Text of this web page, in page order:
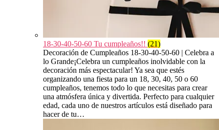
18-30-40-50-60 Tu cumpleaños!! (21)
Decoración de Cumpleaños 18-30-40-50-60 | Celebra a
lo Grande¡Celebra un cumpleaños inolvidable con la
decoración más espectacular! Ya sea que estés
organizando una fiesta para un 18, 30, 40, 50 o 60
cumpleaños, tenemos todo lo que necesitas para crear
una atmósfera única y divertida. Perfecto para cualquier
edad, cada uno de nuestros artículos está diseñado para
hacer de tu…